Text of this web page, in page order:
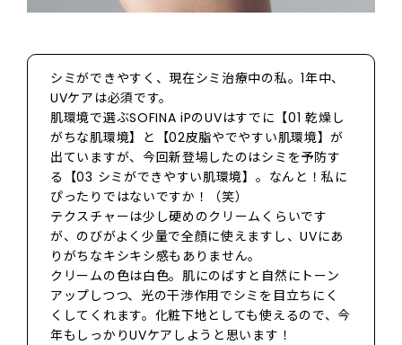
シミができやすく、現在シミ治療中の私。1年中、
UVケアは必須です。
肌環境で選ぶSOFINA iPのUVはすでに【01 乾燥し
がちな肌環境】と【02皮脂やでやすい肌環境】が
出ていますが、今回新登場したのはシミを予防す
る【03 シミができやすい肌環境】。なんと！私に
ぴったりではないですか！（笑）
テクスチャーは少し硬めのクリームくらいです
が、のびがよく少量で全顔に使えますし、UVにあ
りがちなキシキシ感もありません。
クリームの色は白色。肌にのばすと自然にトーン
アップしつつ、光の干渉作用でシミを目立ちにく
くしてくれます。化粧下地としても使えるので、今
年もしっかりUVケアしようと思います！